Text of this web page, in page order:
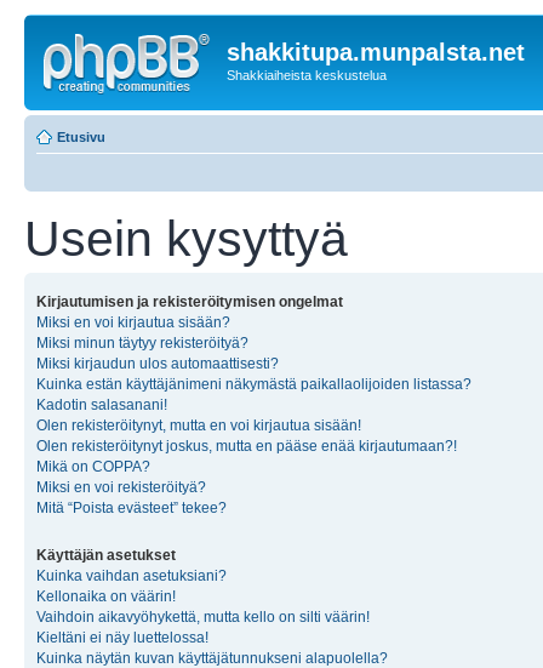
shakkitupa.munpalsta.net
Shakkiaiheista keskustelua
Etusivu
Usein kysyttyä
Kirjautumisen ja rekisteröitymisen ongelmat
Miksi en voi kirjautua sisään?
Miksi minun täytyy rekisteröityä?
Miksi kirjaudun ulos automaattisesti?
Kuinka estän käyttäjänimeni näkymästä paikallaolijoiden listassa?
Kadotin salasanani!
Olen rekisteröitynyt, mutta en voi kirjautua sisään!
Olen rekisteröitynyt joskus, mutta en pääse enää kirjautumaan?!
Mikä on COPPA?
Miksi en voi rekisteröityä?
Mitä “Poista evästeet” tekee?
Käyttäjän asetukset
Kuinka vaihdan asetuksiani?
Kellonaika on väärin!
Vaihdoin aikavyöhykettä, mutta kello on silti väärin!
Kieltäni ei näy luettelossa!
Kuinka näytän kuvan käyttäjätunnukseni alapuolella?